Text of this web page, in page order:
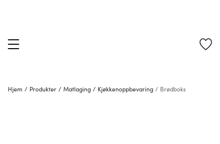
Hjem / Produkter / Matlaging / Kjøkkenoppbevaring / Brødboks